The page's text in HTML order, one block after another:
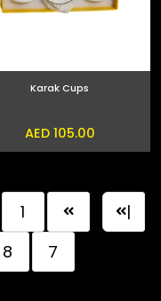
Karak Cups
AED 105.00
|
1
7
8